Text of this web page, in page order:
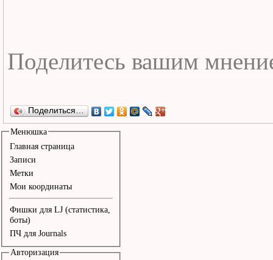
Поделиться…
Менюшка
Главная страница
Записи
Метки
Мои координаты
Фишки для LJ (статистика,
боты)
ПЧ для Journals
Авторизация